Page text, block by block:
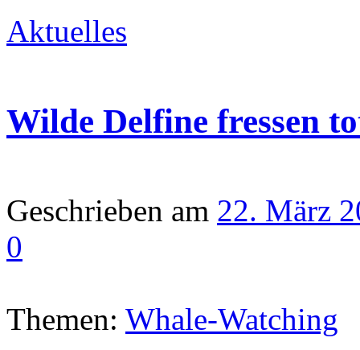
Aktuelles
Wilde Delfine fressen
Geschrieben am 22. März
0
Themen: Whale-Watching